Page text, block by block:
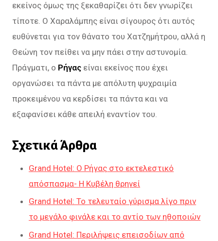
εκείνος όμως της ξεκαθαρίζει ότι δεν γνωρίζει
τίποτε. Ο Χαραλάμπης είναι σίγουρος ότι αυτός
ευθύνεται για τον θάνατο του Χατζημήτρου, αλλά η
Θεώνη τον πείθει να μην πάει στην αστυνομία.
Πράγματι, ο Ρήγας είναι εκείνος που έχει
οργανώσει τα πάντα με απόλυτη ψυχραιμία
προκειμένου να κερδίσει τα πάντα και να
εξαφανίσει κάθε απειλή εναντίον του.
Σχετικά Άρθρα
Grand Hotel: Ο Ρήγας στο εκτελεστικό
απόσπασμα- Η Κυβέλη θρηνεί
Grand Hotel: Το τελευταίο γύρισμα λίγο πριν
το μεγάλο φινάλε και το αντίο των ηθοποιών
Grand Hotel: Περιλήψεις επεισοδίων από